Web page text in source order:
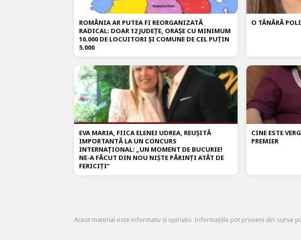
ROMÂNIA AR PUTEA FI REORGANIZATĂ
RADICAL: DOAR 12 JUDEȚE, ORAȘE CU MINIMUM
10.000 DE LOCUITORI ȘI COMUNE DE CEL PUȚIN
5.000
O TÂNĂRĂ
EVA MARIA, FIICA ELENEI UDREA, REUȘITĂ
IMPORTANTĂ LA UN CONCURS
INTERNAȚIONAL: „UN MOMENT DE BUCURIE!
NE-A FĂCUT DIN NOU NIȘTE PĂRINȚI ATÂT DE
FERICIȚI”
CINE ESTE
PREMIER
Acest material este informativ și opinativ. Informațiile pot proveni din surse